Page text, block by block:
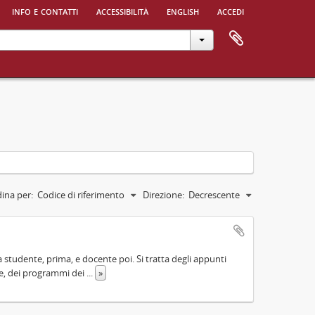
info e contatti accessibilità english accedi
per: Codice di riferimento Direzione: Decrescente
prima, e docente poi. Si tratta degli appunti
dei programmi dei ... »